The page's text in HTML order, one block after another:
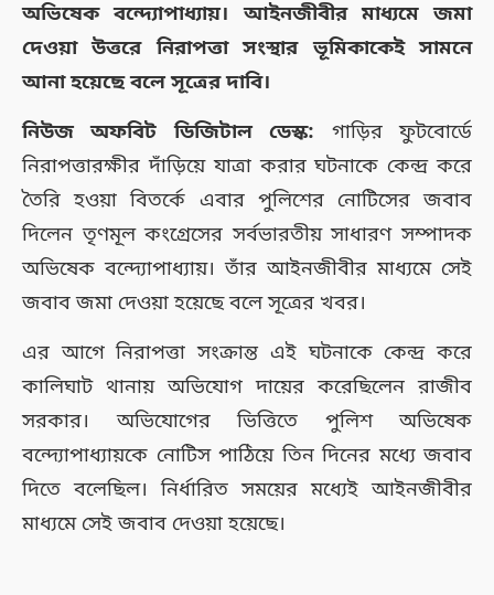
অভিষেক বন্দ্যোপাধ্যায়। আইনজীবীর মাধ্যমে জমা
দেওয়া উত্তরে নিরাপত্তা সংস্থার ভূমিকাকেই সামনে
আনা হয়েছে বলে সূত্রের দাবি।
নিউজ অফবিট ডিজিটাল ডেস্ক: গাড়ির ফুটবোর্ডে
নিরাপত্তারক্ষীর দাঁড়িয়ে যাত্রা করার ঘটনাকে কেন্দ্র করে
তৈরি হওয়া বিতর্কে এবার পুলিশের নোটিসের জবাব
দিলেন তৃণমূল কংগ্রেসের সর্বভারতীয় সাধারণ সম্পাদক
অভিষেক বন্দ্যোপাধ্যায়। তাঁর আইনজীবীর মাধ্যমে সেই
জবাব জমা দেওয়া হয়েছে বলে সূত্রের খবর।
এর আগে নিরাপত্তা সংক্রান্ত এই ঘটনাকে কেন্দ্র করে
কালিঘাট থানায় অভিযোগ দায়ের করেছিলেন রাজীব
সরকার। অভিযোগের ভিত্তিতে পুলিশ অভিষেক
বন্দ্যোপাধ্যায়কে নোটিস পাঠিয়ে তিন দিনের মধ্যে জবাব
দিতে বলেছিল। নির্ধারিত সময়ের মধ্যেই আইনজীবীর
মাধ্যমে সেই জবাব দেওয়া হয়েছে।